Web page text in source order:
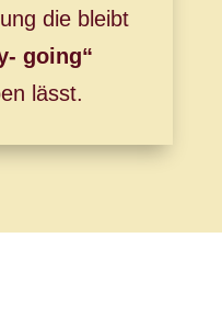
die bleibt
going“
lässt.